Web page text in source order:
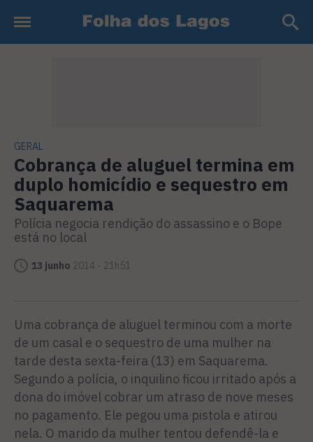
GERAL
Cobrança de aluguel termina em
duplo homicídio e sequestro em
Saquarema
Polícia negocia rendição do assassino e o Bope
está no local
13 junho 2014 - 21h51
Uma cobrança de aluguel terminou com a morte
de um casal e o sequestro de uma mulher na
tarde desta sexta-feira (13) em Saquarema.
Segundo a polícia, o inquilino ficou irritado após a
dona do imóvel cobrar um atraso de nove meses
no pagamento. Ele pegou uma pistola e atirou
nela. O marido da mulher tentou defendê-la e